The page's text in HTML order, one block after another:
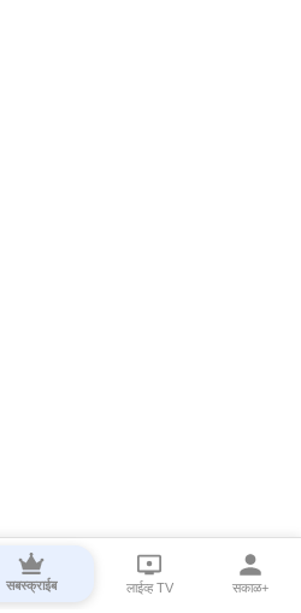
सबस्क्राईब लाईव्ह TV सकाळ+